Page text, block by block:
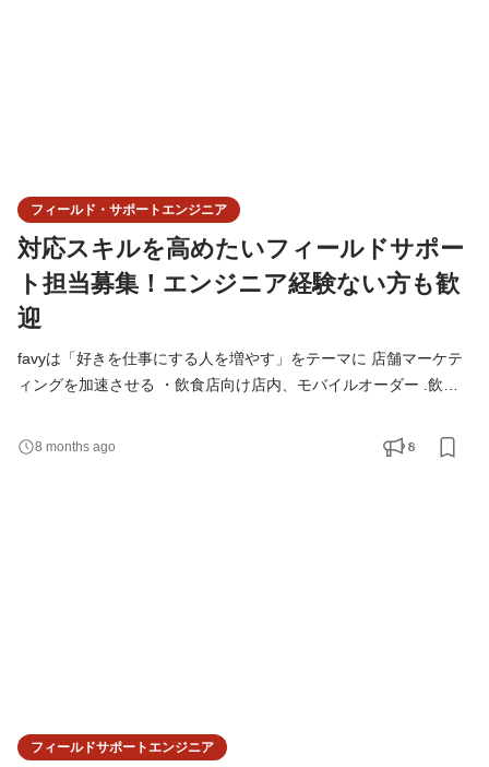
フィールド・サポートエンジニア
対応スキルを高めたいフィールドサポー
ト担当募集！エンジニア経験ない方も歓
迎
favyは「好きを仕事にする人を増やす」をテーマに 店舗マーケテ
ィングを加速させる ・飲食店向け店内、モバイルオーダー .飲食
け、店舗型サブスク ・リテールメディア などのサービスを開発・
8 months ago 8
フィールドサポートエンジニア